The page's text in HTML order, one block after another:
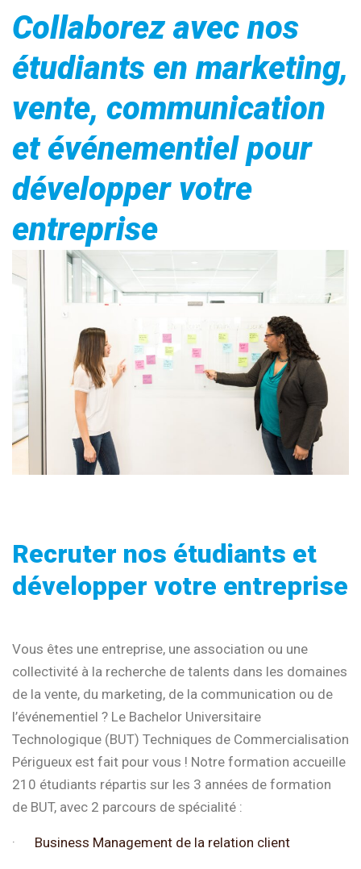
Collaborez avec nos
étudiants en marketing,
vente, communication
et événementiel pour
développer votre
entreprise
Recruter nos étudiants et
développer votre entreprise
Vous êtes une entreprise, une association ou une
collectivité à la recherche de talents dans les domaines
de la vente, du marketing, de la communication ou de
l’événementiel ? Le Bachelor Universitaire
Technologique (BUT) Techniques de Commercialisation
Périgueux est fait pour vous ! Notre formation accueille
210 étudiants répartis sur les 3 années de formation
de BUT, avec 2 parcours de spécialité :
· Business Management de la relation client